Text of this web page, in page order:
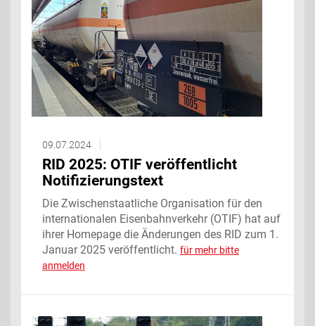
09.07.2024
RID 2025: OTIF veröffentlicht
Notifizierungstext
Die Zwischenstaatliche Organisation für den
internationalen Eisenbahnverkehr (OTIF) hat auf
ihrer Homepage die Änderungen des RID zum 1.
Januar 2025 veröffentlicht. für mehr bitte
anmelden